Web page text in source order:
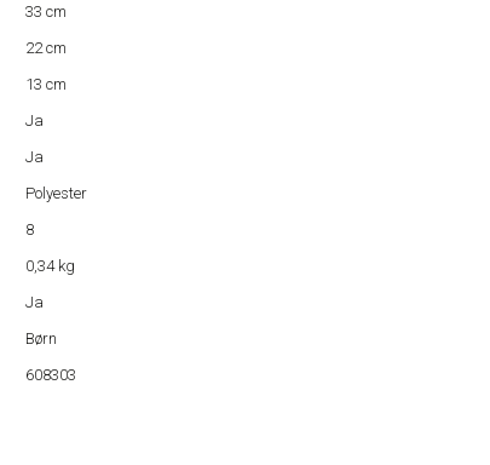
33 cm
22 cm
13 cm
Ja
Ja
Polyester
8
0,34 kg
Ja
Børn
608303